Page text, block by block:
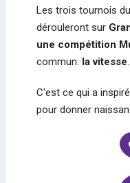
Les trois tournois
dérouleront sur
une compétition
commun: la vitesse.
C'est ce qui a
pour donner